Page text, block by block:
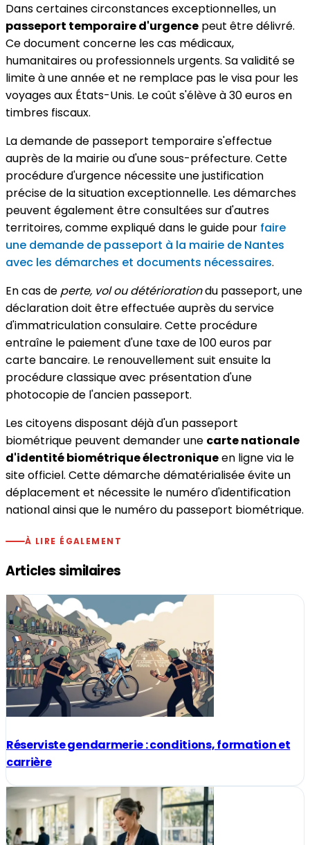
Dans certaines circonstances exceptionnelles, un
passeport temporaire d'urgence peut être délivré.
Ce document concerne les cas médicaux,
humanitaires ou professionnels urgents. Sa validité se
limite à une année et ne remplace pas le visa pour les
voyages aux États-Unis. Le coût s'élève à 30 euros en
timbres fiscaux.
La demande de passeport temporaire s'effectue
auprès de la mairie ou d'une sous-préfecture. Cette
procédure d'urgence nécessite une justification
précise de la situation exceptionnelle. Les démarches
peuvent également être consultées sur d'autres
territoires, comme expliqué dans le guide pour faire
une demande de passeport à la mairie de Nantes
avec les démarches et documents nécessaires.
En cas de perte, vol ou détériorationdu passeport, une
déclaration doit être effectuée auprès du service
d'immatriculation consulaire. Cette procédure
entraîne le paiement d'une taxe de 100 euros par
carte bancaire. Le renouvellement suit ensuite la
procédure classique avec présentation d'une
photocopie de l'ancien passeport.
Les citoyens disposant déjà d'un passeport
biométrique peuvent demander une carte nationale
d'identité biométrique électroniqueen ligne via le
site officiel. Cette démarche dématérialisée évite un
déplacement et nécessite le numéro d'identification
national ainsi que le numéro du passeport biométrique.
À LIRE ÉGALEMENT
Articles similaires
Réserviste gendarmerie : conditions, formation et
carrière